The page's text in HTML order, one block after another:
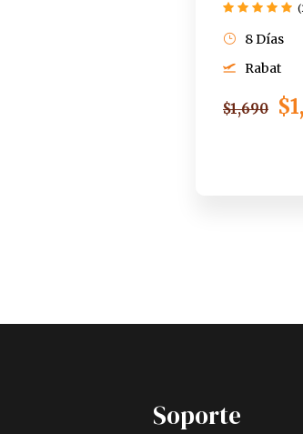
$1,690
8 Días
Rabat
Soporte